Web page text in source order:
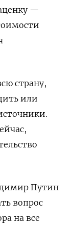
—
страну,
или
Путин
вопрос
на все